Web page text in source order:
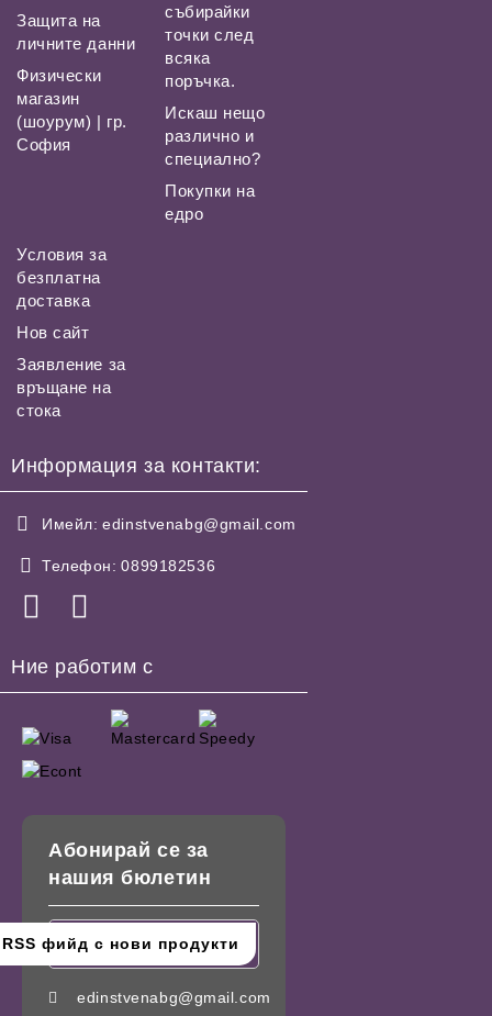
Защита на
личните данни
Физически
магазин
(шоурум) | гр.
София
събирайки
точки след
всяка
поръчка.
Искаш нещо
различно и
специално?
Покупки на
едро
Условия за
безплатна
доставка
Нов сайт
Заявление за
връщане на
стока
Информация за контакти:
Имейл: edinstvenabg@gmail.com
Телефон: 0899182536
Ние работим с
Абонирай се за
нашия бюлетин
edinstvenabg@gmail.com